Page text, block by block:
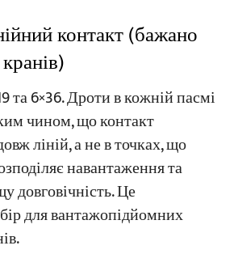
контакт (бажано
та 6×36. Дроти в кожній пасмі
чином, що контакт
ліній, а не в точках, що
навантаження та
довговічність. Це
для вантажопідйомних